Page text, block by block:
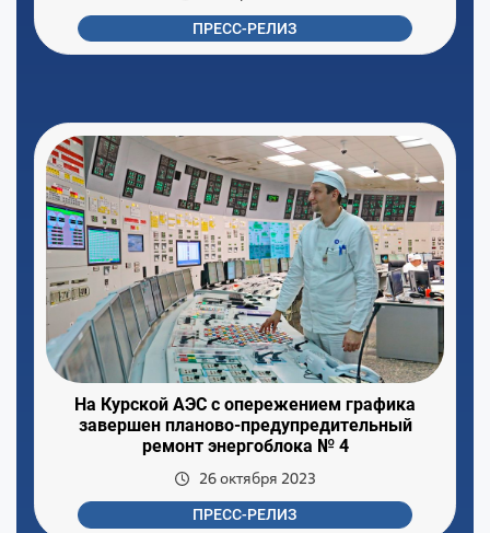
ПРЕСС-РЕЛИЗ
На Курской АЭС с опережением графика
завершен планово-предупредительный
ремонт энергоблока № 4
26 октября 2023
ПРЕСС-РЕЛИЗ